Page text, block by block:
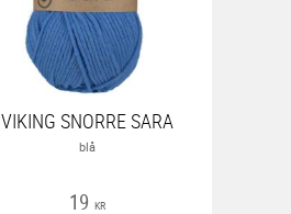
VIKING SNORRE SARA
blå
19 KR